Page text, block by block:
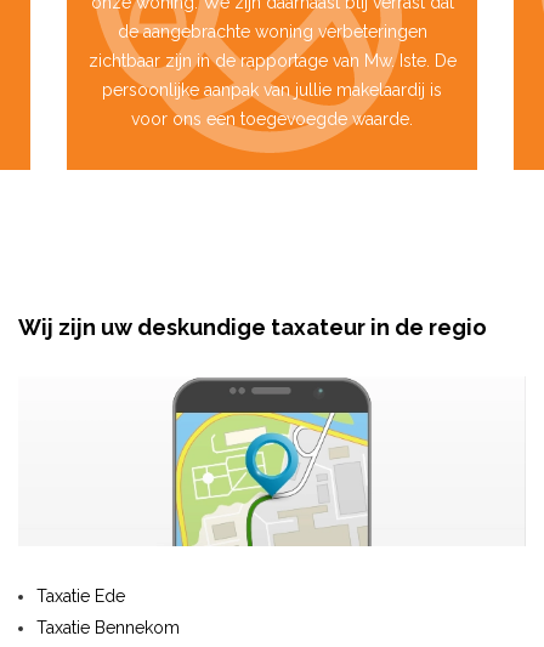
de aangebrachte woning verbeteringen
zichtbaar zijn in de rapportage van Mw. Iste. De
persoonlijke aanpak van jullie makelaardij is
voor ons een toegevoegde waarde.
Wij zijn uw deskundige taxateur in de regio
Taxatie Ede
Taxatie Bennekom